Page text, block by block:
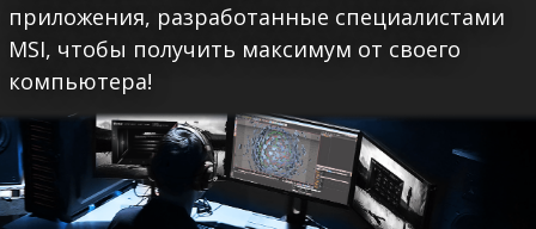
приложения, разработанные специалистами
MSI, чтобы получить максимум от своего
компьютера!